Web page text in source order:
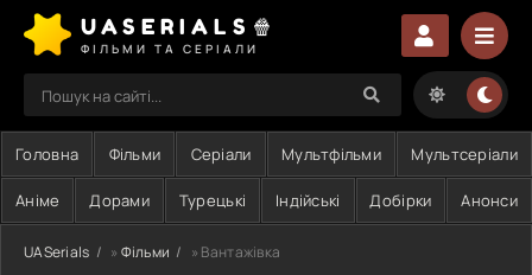
UASERIALS🍿
ФІЛЬМИ ТА СЕРІАЛИ
Головна Фільми Серіали Мультфільми Мультсеріали
Аніме Дорами Турецькі Індійські Добірки Анонси
UASerials » Фільми » Вантажівка